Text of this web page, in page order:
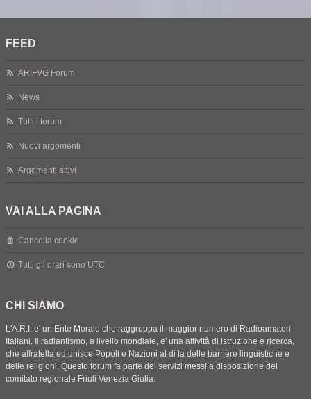
FEED
ARIFVG Forum
News
Tutti i forum
Nuovi argomenti
Argomenti attivi
VAI ALLA PAGINA
Cancella cookie
Tutti gli orari sono UTC
CHI SIAMO
L'A.R.I. e' un Ente Morale che raggruppa il maggior numero di Radioamatori
Italiani. Il radiantismo, a livello mondiale, e' una attività di istruzione e ricerca,
che affratella ed unisce Popoli e Nazioni al di la delle barriere linguistiche e
delle religioni. Questo forum fa parte dei servizi messi a disposizione del
comitato regionale Friuli Venezia Giulia.